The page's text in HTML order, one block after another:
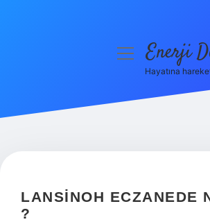
Hakkımızda
menüyüEnerji
Hayatına
LANSINOH ECZANEDE
?